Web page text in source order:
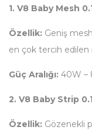
1. V8 Baby Mesh
Özellik: Geniş mesh
en çok tercih edilen
Güç Aralığı: 40W –
2. V8 Baby Strip
Özellik: Gözenekli